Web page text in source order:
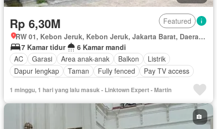
Rp 6,30M
Featured
RW 01, Kebon Jeruk, Kebon Jeruk, Jakarta Barat, Daerah Khusus Ibukota Jakarta
7 Kamar tidur
6 Kamar mandi
AC
Garasi Area anak-anak Balkon
Listrik
Dapur lengkap
Taman Fully fenced
Pay TV access
Halaman
Berperabot lengkap
1 minggu, 1 hari yang lalu masuk - Linktown Expert - Martin